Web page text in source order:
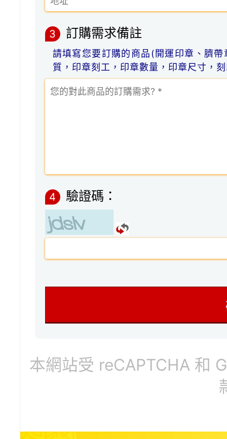
3 訂購需求備註
請填寫您要訂購的商品(開運印章、臍
質，印章刻工，印章數量，印章尺寸，
4 驗證碼：
本網站受 reCAPTCHA 和